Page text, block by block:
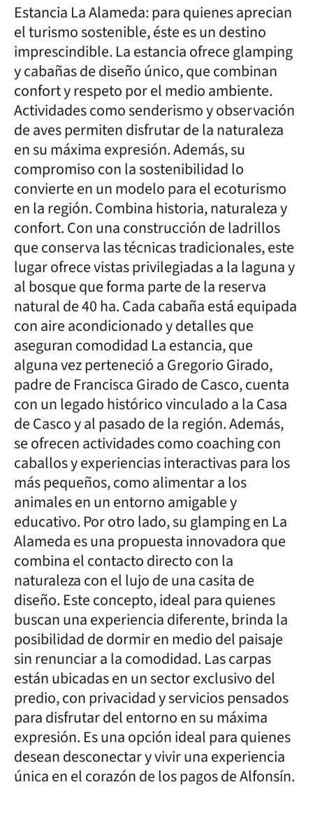
Estancia La Alameda: para quienes aprecian
el turismo sostenible, éste es un destino
imprescindible. La estancia ofrece glamping
y cabañas de diseño único, que combinan
confort y respeto por el medio ambiente.
Actividades como senderismo y observación
de aves permiten disfrutar de la naturaleza
en su máxima expresión. Además, su
compromiso con la sostenibilidad lo
convierte en un modelo para el ecoturismo
en la región. Combina historia, naturaleza y
confort. Con una construcción de ladrillos
que conserva las técnicas tradicionales, este
lugar ofrece vistas privilegiadas a la laguna y
al bosque que forma parte de la reserva
natural de 40 ha. Cada cabaña está equipada
con aire acondicionado y detalles que
aseguran comodidad La estancia, que
alguna vez perteneció a Gregorio Girado,
padre de Francisca Girado de Casco, cuenta
con un legado histórico vinculado a la Casa
de Casco y al pasado de la región. Además,
se ofrecen actividades como coaching con
caballos y experiencias interactivas para los
más pequeños, como alimentar a los
animales en un entorno amigable y
educativo. Por otro lado, su glamping en La
Alameda es una propuesta innovadora que
combina el contacto directo con la
naturaleza con el lujo de una casita de
diseño. Este concepto, ideal para quienes
buscan una experiencia diferente, brinda la
posibilidad de dormir en medio del paisaje
sin renunciar a la comodidad. Las carpas
están ubicadas en un sector exclusivo del
predio, con privacidad y servicios pensados
para disfrutar del entorno en su máxima
expresión. Es una opción ideal para quienes
desean desconectar y vivir una experiencia
única en el corazón de los pagos de Alfonsín.